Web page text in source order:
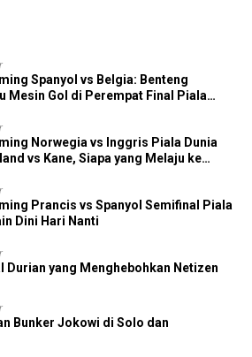
Spanyol vs Belgia: Benteng
Mesin Gol di Perempat Final Piala
Norwegia vs Inggris Piala Dunia
vs Kane, Siapa yang Melaju ke
Prancis vs Spanyol Semifinal Piala
Dini Hari Nanti
Durian yang Menghebohkan Netizen
Bunker Jokowi di Solo dan